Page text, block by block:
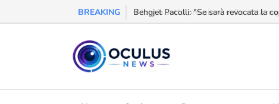
BREAKING Behgjet Pacolli: "Se sarà revocata la